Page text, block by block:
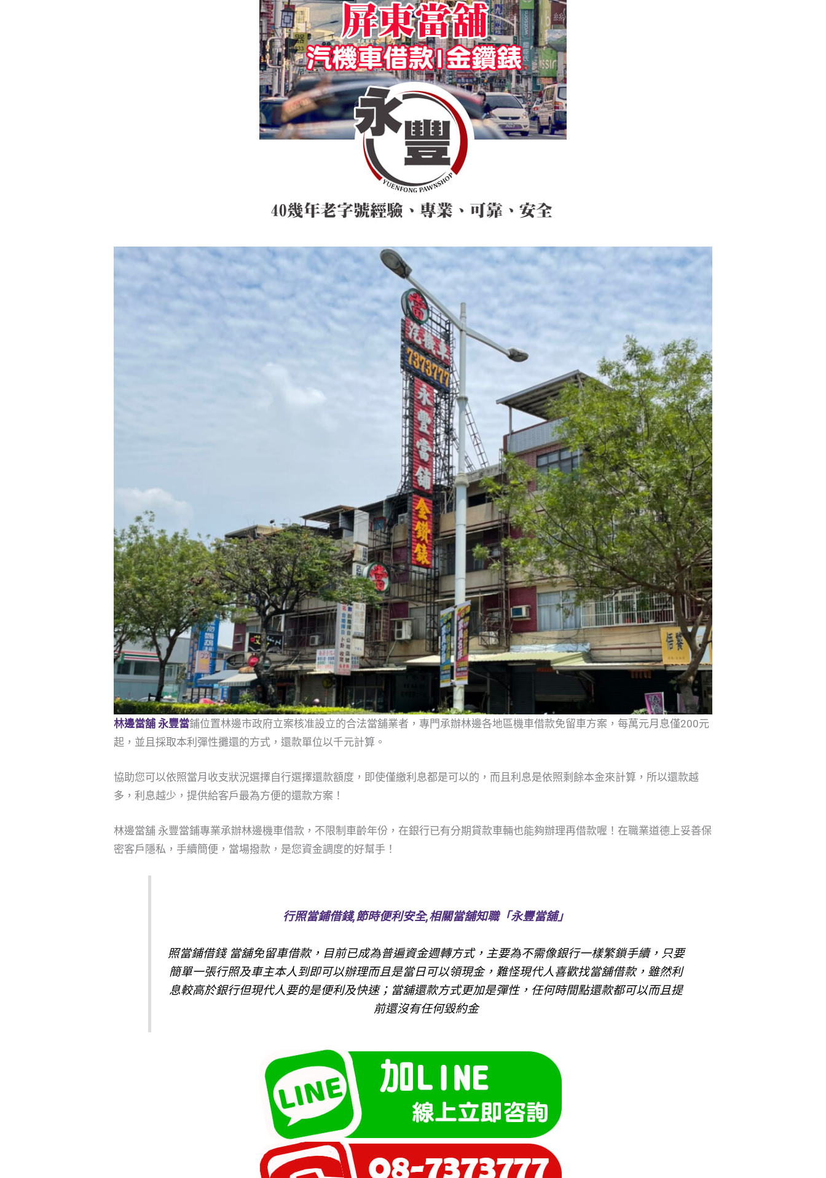
林邊當舖 永豐當鋪位置林邊市政府立案核准設立的合法當舖業者，專門承辦林邊各地區機車借款免留車方案，每萬元月息僅200元
起，並且採取本利彈性攤還的方式，還款單位以千元計算。
協助您可以依照當月收支狀況選擇自行選擇還款額度，即使僅繳利息都是可以的，而且利息是依照剩餘本金來計算，所以還款越
多，利息越少，提供給客戶最為方便的還款方案！
林邊當舖 永豐當鋪專業承辦林邊機車借款，不限制車齡年份，在銀行已有分期貸款車輛也能夠辦理再借款喔！在職業道德上妥善保
密客戶隱私，手續簡便，當場撥款，是您資金調度的好幫手！
行照當鋪借錢,節時便利安全,相關當舖知職「永豐當舖」
照當鋪借錢 當舖免留車借款，目前已成為普遍資金週轉方式，主要為不需像銀行一樣繁鎖手續，只要
簡單一張行照及車主本人到即可以辦理而且是當日可以領現金，難怪現代人喜歡找當舖借款，雖然利
息較高於銀行但現代人要的是便利及快速；當舖還款方式更加是彈性，任何時間點還款都可以而且提
前還沒有任何毀約金